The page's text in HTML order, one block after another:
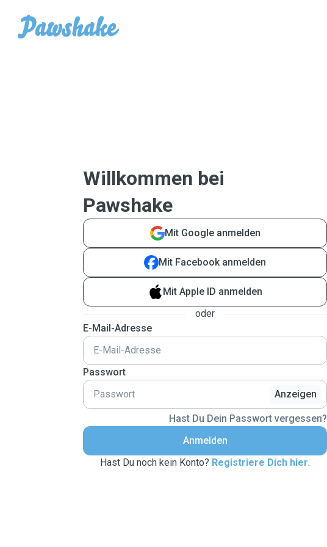
Willkommen bei
Pawshake
Mit Google anmelden
Mit Facebook anmelden
Mit Apple ID anmelden
oder
E-Mail-Adresse
Passwort
Anzeigen
Hast Du Dein Passwort vergessen?
Anmelden
Hast Du noch kein Konto? Registriere Dich hier.